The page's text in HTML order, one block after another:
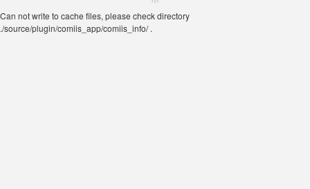
Can not write to cache files, please check directory
./source/plugin/comiis_app/comiis_info/ .